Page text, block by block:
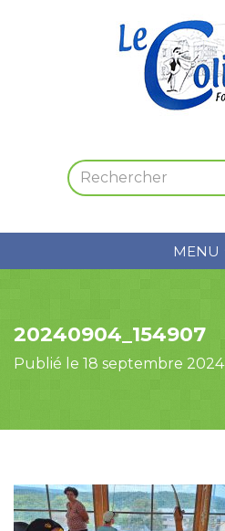
MENU
20240904_154907
Publié le 18 septembre 2024